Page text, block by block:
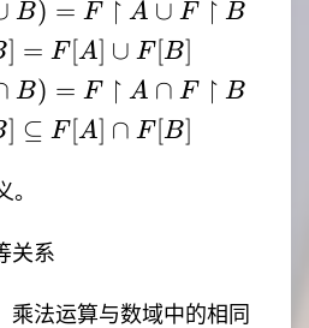
B) = F
B) = F ↾ A ∪ F ↾ B
] = F[A] ∪ F[B]
= F
B) = F ↾ A ∩ F ↾ B
] ⊆ F[A] ∩ F[B]
关系
乘法运算与数域中的相同